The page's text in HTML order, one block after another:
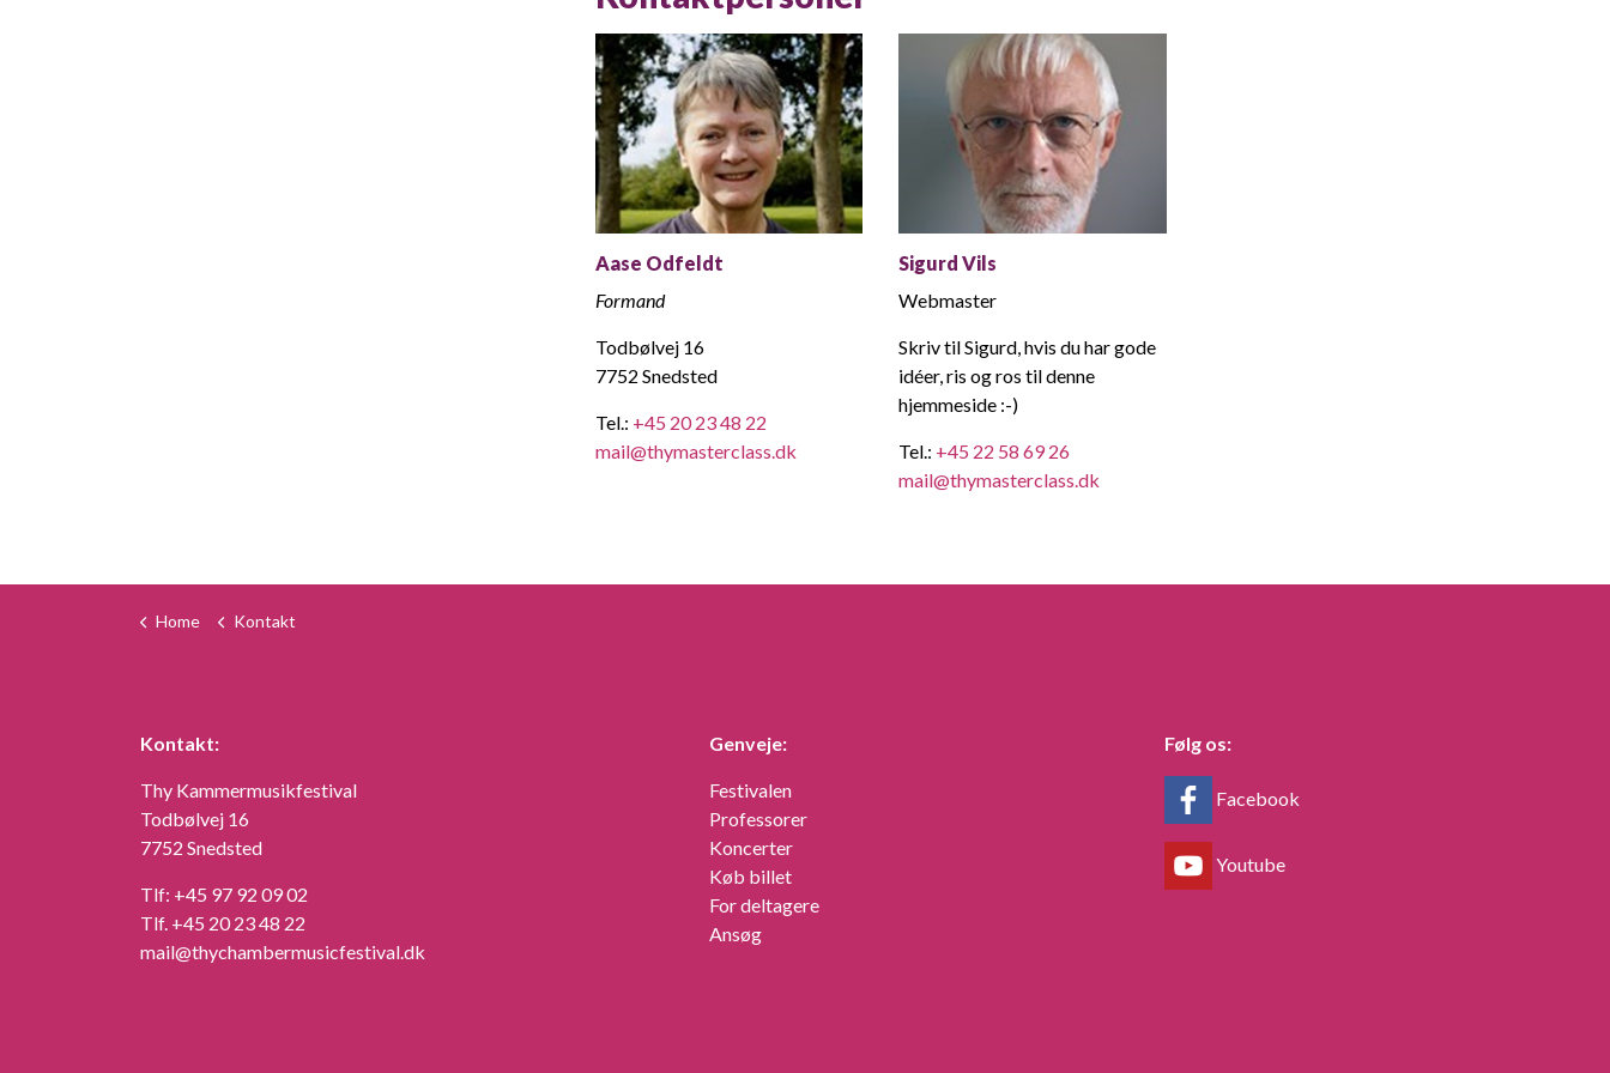
Aase Odfeldt
Formand
Todbølvej 16
7752 Snedsted
Tel.: +45 20 23 48 22
mail@thymasterclass.dk
Sigurd Vils
Webmaster
Skriv til Sigurd, hvis du har gode
idéer, ris og ros til denne
hjemmeside :-)
Tel.: +45 22 58 69 26
mail@thymasterclass.dk
Home Kontakt
Kontakt:
Thy Kammermusikfestival
Todbølvej 16
7752 Snedsted
Tlf: +45 97 92 09 02
Tlf. +45 20 23 48 22
mail@thychambermusicfestival.dk
Genveje:
Festivalen
Professorer
Koncerter
Køb billet
For deltagere
Ansøg
Følg os:
Facebook
Youtube